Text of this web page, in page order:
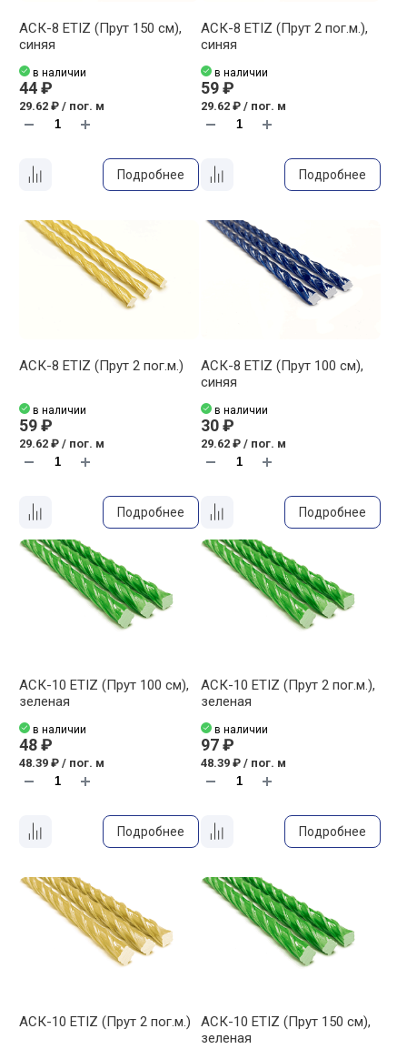
АСК-8 ETIZ (Прут 150 см),
синяя
в наличии
44 ₽
29.62 ₽ / пог. м
Подробнее
АСК-8 ETIZ (Прут 2 пог.м.),
синяя
в наличии
59 ₽
29.62 ₽ / пог. м
Подробнее
АСК-8 ETIZ (Прут 2 пог.м.)
в наличии
59 ₽
29.62 ₽ / пог. м
Подробнее
АСК-8 ETIZ (Прут 100 см),
синяя
в наличии
30 ₽
29.62 ₽ / пог. м
Подробнее
АСК-10 ETIZ (Прут 100 см),
зеленая
в наличии
48 ₽
48.39 ₽ / пог. м
Подробнее
АСК-10 ETIZ (Прут 2 пог.м.),
зеленая
в наличии
97 ₽
48.39 ₽ / пог. м
Подробнее
АСК-10 ETIZ (Прут 2 пог.м.)
АСК-10 ETIZ (Прут 150 см),
зеленая